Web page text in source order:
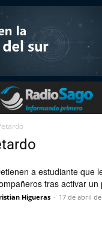
a estudiante que
tras activar un
Higueras - 17 de abril